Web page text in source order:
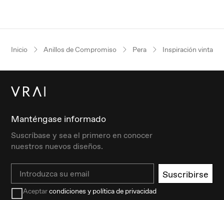
Inicio Anillos de Compromiso Pera Inspiración vintage
Manténgase informado
Suscríbase y sea el primero en conocer
nuestros nuevos diseños.
Email Suscribirse
Aceptarcondiciones y política de privacidad